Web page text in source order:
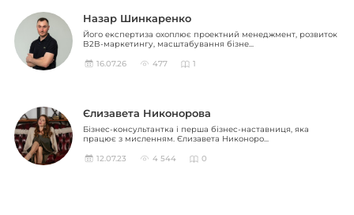
Назар Шинкаренко
Його експертиза охоплює проектний менеджмент, розвиток
B2B-маркетингу, масштабування бізне...
16.07.26
477 1
Єлизавета Никонорова
Бізнес-консультантка і перша бізнес-наставниця, яка
працює з мисленням. Єлизавета Никоноро...
12.07.23
4 544 0